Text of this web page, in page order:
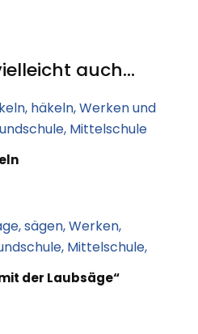
auch...
der Laubsäge“